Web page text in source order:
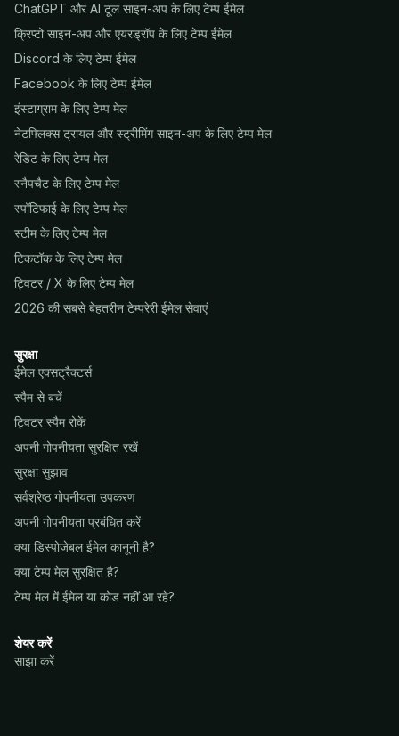
ChatGPT और AI टूल साइन-अप के लिए टेम्प ईमेल
क्रिप्टो साइन-अप और एयरड्रॉप के लिए टेम्प ईमेल
Discord के लिए टेम्प ईमेल
Facebook के लिए टेम्प ईमेल
इंस्टाग्राम के लिए टेम्प मेल
नेटफ्लिक्स ट्रायल और स्ट्रीमिंग साइन-अप के लिए टेम्प मेल
रेडिट के लिए टेम्प मेल
स्नैपचैट के लिए टेम्प मेल
स्पॉटिफाई के लिए टेम्प मेल
स्टीम के लिए टेम्प मेल
टिकटॉक के लिए टेम्प मेल
ट्विटर / X के लिए टेम्प मेल
2026 की सबसे बेहतरीन टेम्परेरी ईमेल सेवाएं
सुरक्षा
ईमेल एक्सट्रैक्टर्स
स्पैम से बचें
ट्विटर स्पैम रोकें
अपनी गोपनीयता सुरक्षित रखें
सुरक्षा सुझाव
सर्वश्रेष्ठ गोपनीयता उपकरण
अपनी गोपनीयता प्रबंधित करें
क्या डिस्पोजेबल ईमेल कानूनी है?
क्या टेम्प मेल सुरक्षित है?
टेम्प मेल में ईमेल या कोड नहीं आ रहे?
शेयर करें
साझा करें